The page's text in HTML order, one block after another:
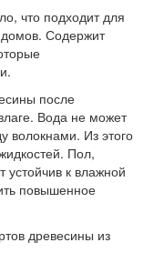
что подходит для
Содержит
после
Вода не может
волокнами. Из этого
Пол,
к влажной
повышенное
древесины из